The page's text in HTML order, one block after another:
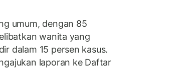
umum, dengan 85
wanita yang
dalam 15 persen kasus.
laporan ke Daftar